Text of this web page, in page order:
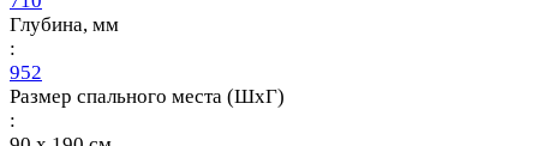
Глубина, мм
:
952
Размер спального места (ШхГ)
: